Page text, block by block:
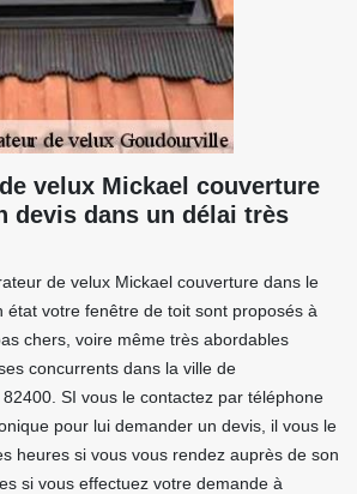
velux Mickael couverture
devis dans un délai très
de velux Mickael couverture dans le
état votre fenêtre de toit sont proposés à
chers, voire même très abordables
concurrents dans la ville de
SI vous le contactez par téléphone
pour lui demander un devis, il vous le
heures si vous vous rendez auprès de son
si vous effectuez votre demande à